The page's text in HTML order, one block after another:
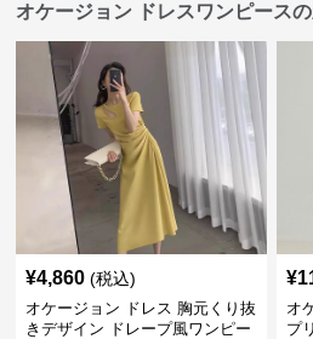
オケージョン ドレスワンピース
¥4,860 (税込)
オケージョン ドレス 胸元くり抜
きデザイン ドレープ風ワンピー
¥
オ
プ